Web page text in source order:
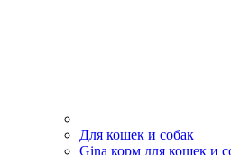
Для кошек и собак
Gina корм для кошек и